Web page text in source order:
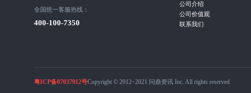
全国统一客服热线：
400-100-7350
公司介绍
公司价值观
联系我们
粤ICP备07037912号Copyright © 2012~2021 问鼎资讯 Inc. All rights reserved